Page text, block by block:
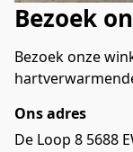
Bezoek
Bezoek onze
Ons adres
De Loop 8 5688